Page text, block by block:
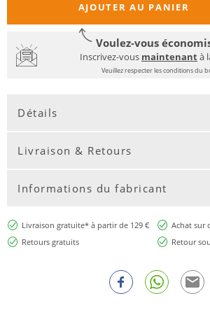
AJOUTER AU PANIER
Voulez-vous
Inscrivez-vous maintenantà
Veuillez respecter les conditions du
Détails
Livraison & Retours
Informations du fabricant
Livraison gratuite* à partir de 129 €
Achat sur
Retours gratuits
Retour